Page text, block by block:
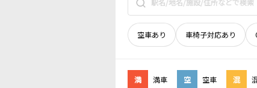
空車あり 車椅子対応あり
満 満車 空 空車 混